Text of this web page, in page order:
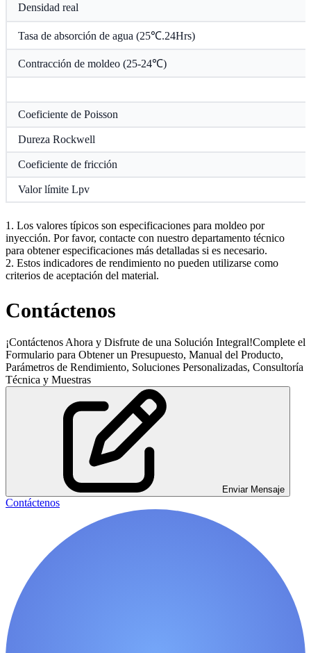
Densidad real
Tasa de absorción de agua (25℃.24Hrs)
Contracción de moldeo (25-24℃)
Coeficiente de Poisson
Dureza Rockwell
Coeficiente de fricción
Valor límite Lpv
1. Los valores típicos son especificaciones para moldeo por
inyección. Por favor, contacte con nuestro departamento técnico
para obtener especificaciones más detalladas si es necesario.
2. Estos indicadores de rendimiento no pueden utilizarse como
criterios de aceptación del material.
Contáctenos
¡Contáctenos Ahora y Disfrute de una Solución Integral!Complete el
Formulario para Obtener un Presupuesto, Manual del Producto,
Parámetros de Rendimiento, Soluciones Personalizadas, Consultoría
Técnica y Muestras
Enviar Mensaje
Contáctenos